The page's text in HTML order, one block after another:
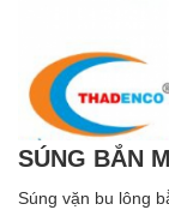
SÚNG BẮN
Súng vặn bu lông